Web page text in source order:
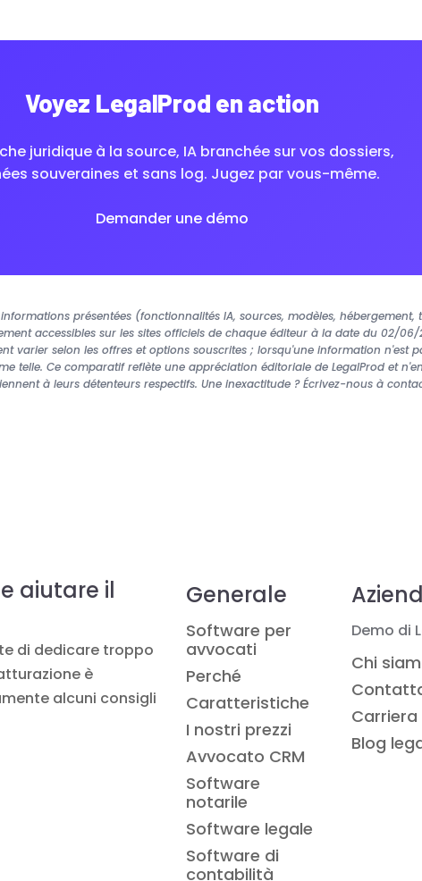
Voyez LegalProd en action
juridique à la source, IA branchée sur vos dossiers,
souveraines et sans log. Jugez par vous-même.
Demander une démo
informations présentées (fonctionnalités IA, sources, modèles,
accessibles sur les sites officiels de chaque éditeur à la date du 02/06/
varier selon les offres et options souscrites ; lorsqu'une information n'est
telle. Ce comparatif reflète une appréciation éditoriale de LegalProd et
à leurs détenteurs respectifs. Une inexactitude ? Écrivez-nous à
aiutare il
di dedicare troppo
è
alcuni consigli
Generale
Software per
avvocati
Perché
Caratteristiche
I nostri prezzi
Avvocato CRM
Software
notarile
Software legale
Software di
contabilità
Demo di
Chi
Carriera
Blog